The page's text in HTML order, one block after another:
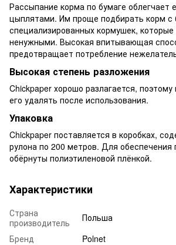
Рассыпание корма по бумаге облегчает
цыплятами. Им проще подбирать корм с
специализированных кормушек, которые
ненужными. Высокая впитывающая
предотвращает потребление
Высокая степень разложения
Chickpaper хорошо разлагается,
его удалять после использования.
Упаковка
Chickpaper поставляется в коробках,
рулона по 200 метров. Для обеспечения
обёрнуты полиэтиленовой плёнкой.
Характеристики
Страна
производитель
Польша
Бренд
Polnet